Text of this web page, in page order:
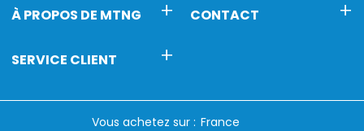
À PROPOS DE MTNG CONTACT
SERVICE CLIENT
Vous achetez sur :